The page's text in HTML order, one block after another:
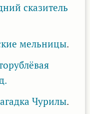
сказитель
мельницы.
Чурилы.